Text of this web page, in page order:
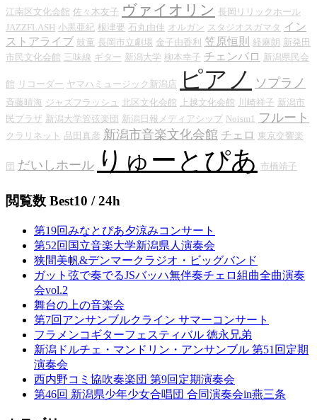
江南区文化会館 佐々木友子 ヴァイオリン 長岡リリックホール
JAZZFLASH 小黒亜紀 根津要 石丸由佳 オルガン スタジオスガマタ イン
ストアライブ 鼓童 長岡市立劇場 金子由香利 笠原恒則 経麻朗 新発田
市民文化会館 三味線 ギター 新潟大学 柳本幸子 チェンバロ 新潟県民会
館 リコーダー ヤマハミュージック新潟店 ピアノ ソプラノ
斉藤晴海 ジャズフラッシュ 北区文化会館 上越文化会館 川崎祥子 新潟市
民プラザ 新潟大学管弦楽団 新潟日報メディアシップ Noism1 フルート
クラリネット 品田真彦 新潟市音楽文化会館 チェロ 東京交響楽
団 だいしホール りゅーとぴあ 市橋靖子
閲覧数 Best10 / 24h
第19回みなとぴあ夕涼みコンサート
第52回国立音楽大学新潟県人演奏会
狭間美帆&デンマークラジオ・ビッグバンド
ガット弦で奏でるJSバッハ無伴奏チェロ組曲全曲演奏
会vol.2
舞台の上の音楽会
第7回アンサンブルクライン サマーコンサート
フラメンコギターフェスティバル 徳永兄弟
新潟ドルチェ・マンドリン・アンサンブル 第51回定期
演奏会
西内野コミ協吹奏楽団 第9回定期演奏会
第46回 新潟県少年少女合唱団 合同演奏会in燕三条